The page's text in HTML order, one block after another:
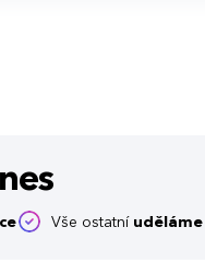
Vše ostatní uděláme